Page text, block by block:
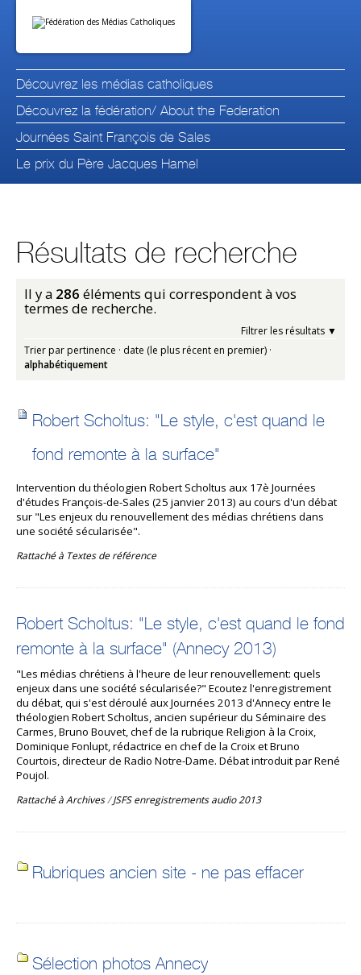
contenu.
navigation
personnels
Découvrez les médias catholiques
Découvrez la fédération/ About the Federation
Journées Saint François de Sales
Le prix du Père Jacques Hamel
Résultats de recherche
Il y a 286 éléments qui correspondent à vos
termes de recherche.
Filtrer les résultats
Trier par pertinence · date (le plus récent en premier) ·
alphabétiquement
Robert Scholtus: "Le style, c'est quand le
fond remonte à la surface"
Intervention du théologien Robert Scholtus aux 17è Journées
d'études François-de-Sales (25 janvier 2013) au cours d'un débat
sur "Les enjeux du renouvellement des médias chrétiens dans
une société sécularisée".
Rattaché à Textes de référence
Robert Scholtus: "Le style, c'est quand le fond
remonte à la surface" (Annecy 2013)
"Les médias chrétiens à l'heure de leur renouvellement: quels
enjeux dans une société sécularisée?" Ecoutez l'enregistrement
du débat, qui s'est déroulé aux Journées 2013 d'Annecy entre le
théologien Robert Scholtus, ancien supérieur du Séminaire des
Carmes, Bruno Bouvet, chef de la rubrique Religion à la Croix,
Dominique Fonlupt, rédactrice en chef de la Croix et Bruno
Courtois, directeur de Radio Notre-Dame. Débat introduit par René
Poujol.
Rattaché àArchives/JSFS enregistrements audio 2013
Rubriques ancien site - ne pas effacer
Sélection photos Annecy